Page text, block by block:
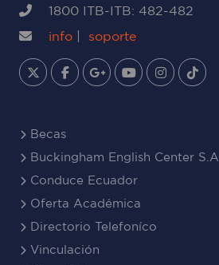
1800 ITB-ITB: 482-482
info
soporte
Becas
Buckingham English Center S.A
Conduce Ecuador
Oferta Académica
Directorio Telefoníco
Vinculación